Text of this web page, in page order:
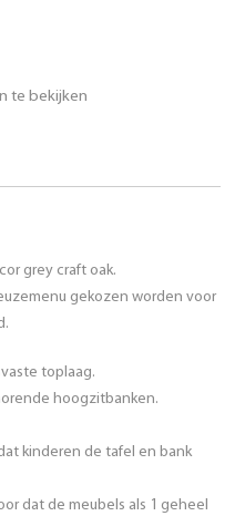
te bekijken
grey craft oak.
gekozen worden voor
toplaag.
hoogzitbanken.
kinderen de tafel en bank
dat de meubels als 1 geheel